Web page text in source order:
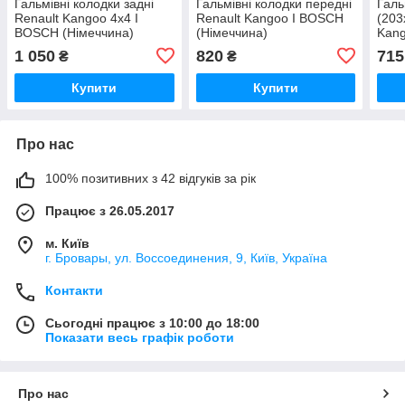
Гальмівні колодки задні
Renault Kangoo 4х4 I
BOSCH (Німеччина)
1 050 ₴
Купити
Гальмівні колодки передні
Renault Kangoo I BOSCH
(Німеччина)
820₴
Купити
715
Про нас
100% позитивних з 42 відгуків за рік
Працює з 26.05.2017
м. Київ
г. Бровары, ул. Воссоединения, 9, Київ, Україна
Контакти
Сьогодні працює з 10:00 до 18:00
Показати весь графік роботи
Про нас